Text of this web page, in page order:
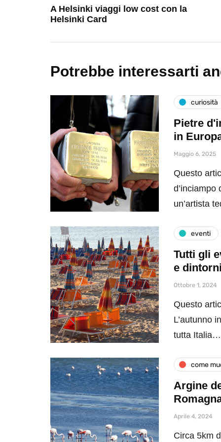
A Helsinki viaggi low cost con la
Helsinki Card
Potrebbe interessarti
curiosità
Pietre
in
Maggio 6, 2025
Questo
d’inciampo
un’artista
eventi
Tutti gli
e dintorni
Ottobre 1, 2024
Questo
L’autunno
tutta Italia…
come
Argine
Aprile 4, 2024
Circa 5km